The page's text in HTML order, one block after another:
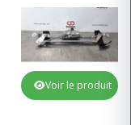
Voir le produit